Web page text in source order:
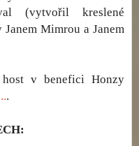
(vytvořil kreslené
Mimrou a Janem
v benefici Honzy
.